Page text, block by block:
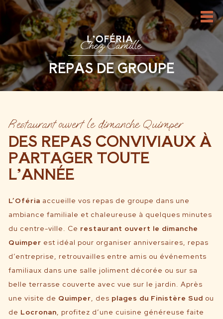
REPAS DE GROUPE
Restaurant ouvert le dimanche Quimper
DES REPAS CONVIVIAUX À
PARTAGER TOUTE
L’ANNÉE
L’Oféria accueille vos repas de groupe dans une
ambiance familiale et chaleureuse à quelques minutes
du centre-ville. Ce restaurant ouvert le dimanche
Quimper est idéal pour organiser anniversaires, repas
d’entreprise, retrouvailles entre amis ou événements
familiaux dans une salle joliment décorée ou sur sa
belle terrasse couverte avec vue sur le jardin. Après
une visite de Quimper, des plages du Finistère Sud ou
de Locronan, profitez d’une cuisine généreuse faite